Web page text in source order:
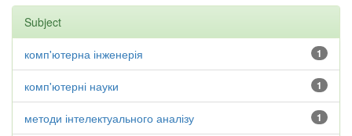
Subject
1
комп'ютерна інженерія
1
комп'ютерні науки
1
методи інтелектуального аналізу